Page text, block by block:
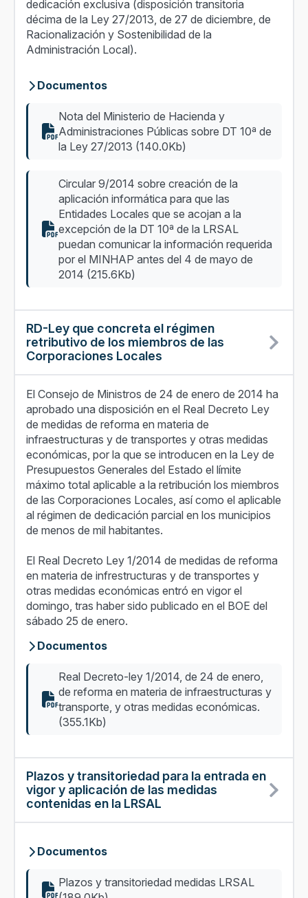
dedicación exclusiva (disposición transitoria
décima de la Ley 27/2013, de 27 de diciembre, de
Racionalización y Sostenibilidad de la
Administración Local).
Documentos
Nota del Ministerio de Hacienda y
Administraciones Públicas sobre DT 10ª de
la Ley 27/2013 (140.0Kb)
Circular 9/2014 sobre creación de la
aplicación informática para que las
Entidades Locales que se acojan a la
excepción de la DT 10ª de la LRSAL
puedan comunicar la información requerida
por el MINHAP antes del 4 de mayo de
2014 (215.6Kb)
RD-Ley que concreta el régimen
retributivo de los miembros de las
Corporaciones Locales
El Consejo de Ministros de 24 de enero de 2014 ha
aprobado una disposición en el Real Decreto Ley
de medidas de reforma en materia de
infraestructuras y de transportes y otras medidas
económicas, por la que se introducen en la Ley de
Presupuestos Generales del Estado el límite
máximo total aplicable a la retribución los miembros
de las Corporaciones Locales, así como el aplicable
al régimen de dedicación parcial en los municipios
de menos de mil habitantes.
El Real Decreto Ley 1/2014 de medidas de reforma
en materia de infrestructuras y de transportes y
otras medidas económicas entró en vigor el
domingo, tras haber sido publicado en el BOE del
sábado 25 de enero.
Documentos
Real Decreto-ley 1/2014, de 24 de enero,
de reforma en materia de infraestructuras y
transporte, y otras medidas económicas.
(355.1Kb)
Plazos y transitoriedad para la entrada en
vigor y aplicación de las medidas
contenidas en la LRSAL
Documentos
Plazos y transitoriedad medidas LRSAL